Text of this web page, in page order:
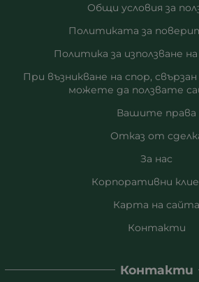
Общи условия за
Политиката за
Политика за използване
При възникване на спор, свързан
можете да ползвате
Вашите права
Отказ от
За нас
Корпоративни
Карта на сайта
Контакти
Контакти